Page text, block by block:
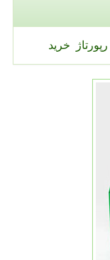
رپورتاژ خرید